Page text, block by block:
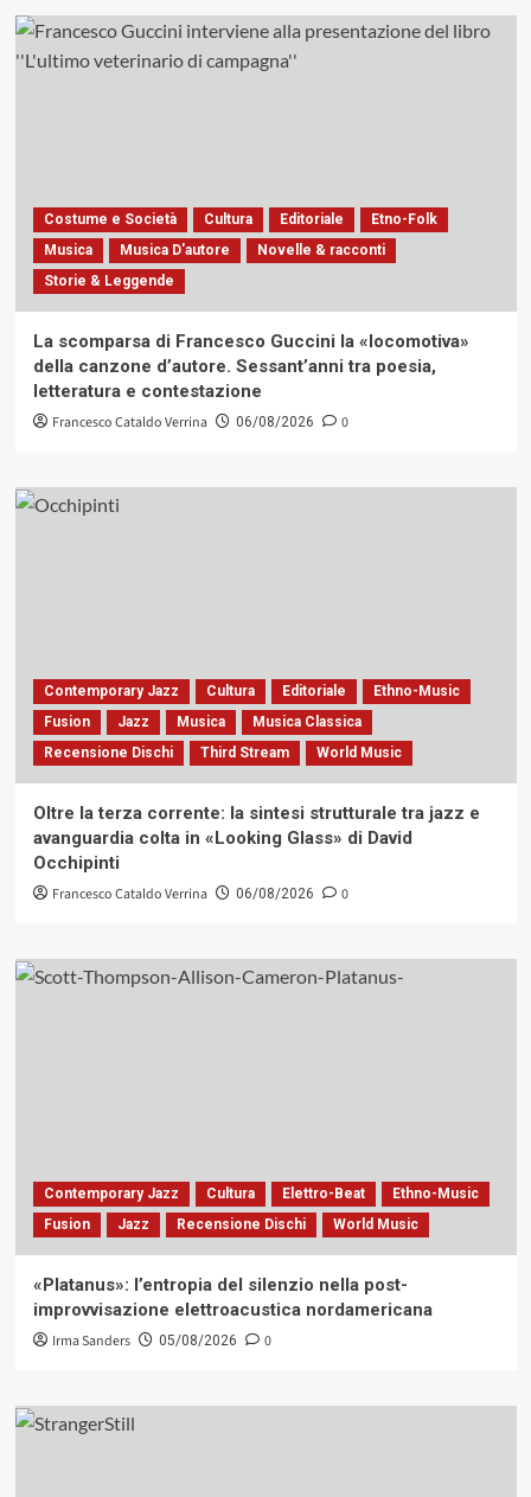
Costume e Società Cultura Editoriale
Etno-Folk
Musica
Musica D'autore
Novelle & racconti
Storie & Leggende
La scomparsa di Francesco Guccini la «locomotiva»
della canzone d’autore. Sessant’anni tra poesia,
letteratura e contestazione
Francesco Cataldo Verrina 06/08/2026 0
Contemporary Jazz Cultura Editoriale
Ethno-Music
Fusion
Jazz Musica
Musica Classica
Recensione Dischi
Third Stream World Music
Oltre la terza corrente: la sintesi strutturale tra jazz e
avanguardia colta in «Looking Glass» di David
Occhipinti
Francesco Cataldo Verrina 06/08/2026 0
Contemporary Jazz Cultura Elettro-Beat
Ethno-Music
Fusion
Jazz Recensione Dischi World Music
«Platanus»: l’entropia del silenzio nella post-
improvvisazione elettroacustica nordamericana
Irma Sanders 05/08/2026 0